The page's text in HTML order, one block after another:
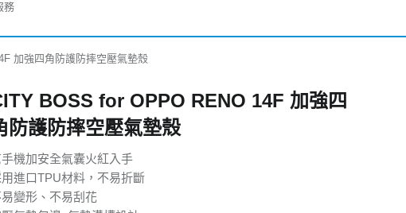
務
加強四角防護防摔空壓氣墊殼
BOSS for OPPO RENO 14F 加強四
防護防摔空壓氣墊殼
手機加安全氣囊火紅入手
進口TPU材料，不易折斷
易變形、不易刮花